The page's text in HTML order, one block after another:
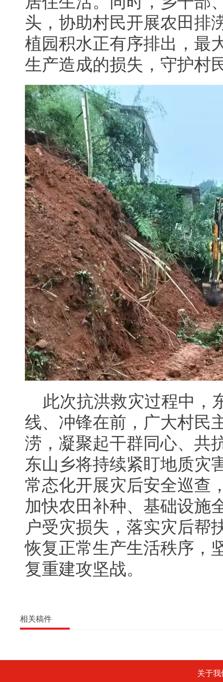
头，协助村民开展农田排
植园积水正有序排出，最
生产造成的损失，守护村
此次抗洪救灾过程中，
线、冲锋在前，广大村民
涝，凝聚起干群同心、共
东山乡将持续紧盯地质灾
常态化开展灾后安全巡查
加快农田补种、基础设施
户受灾损失，落实灾后帮
恢复正常生产生活秩序，
复重建攻坚战。
相关稿件
关于我